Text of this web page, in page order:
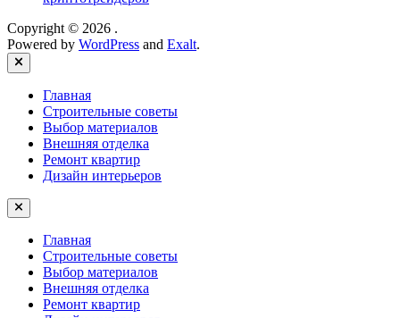
Copyright © 2026 .
Powered by WordPress and Exalt.
Close
Главная
Строительные советы
Выбор материалов
Внешняя отделка
Ремонт квартир
Дизайн интерьеров
Главная
Строительные советы
Выбор материалов
Внешняя отделка
Ремонт квартир